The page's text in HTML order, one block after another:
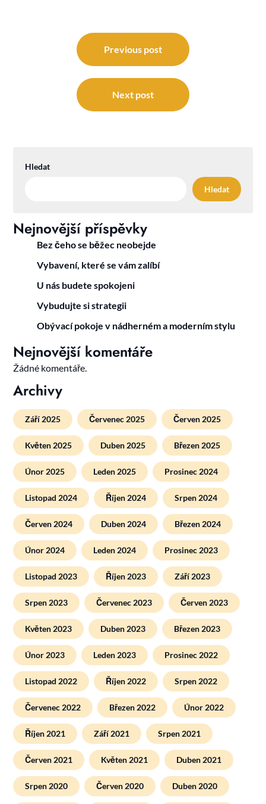
Previous post
Next post
Hledat
Hledat
Nejnovější příspěvky
Bez čeho se běžec neobejde
Vybavení, které se vám zalíbí
U nás budete spokojeni
Vybudujte si strategii
Obývací pokoje v nádherném a moderním stylu
Nejnovější komentáře
Žádné komentáře.
Archivy
Září 2025 Červenec 2025 Červen 2025
Květen 2025 Duben 2025 Březen 2025
Únor 2025 Leden 2025 Prosinec 2024
Listopad 2024 Říjen 2024 Srpen 2024
Červen 2024 Duben 2024 Březen 2024
Únor 2024 Leden 2024 Prosinec 2023
Listopad 2023 Říjen 2023 Září 2023
Srpen 2023 Červenec 2023 Červen 2023
Květen 2023 Duben 2023 Březen 2023
Únor 2023 Leden 2023 Prosinec 2022
Listopad 2022 Říjen 2022 Srpen 2022
Červenec 2022 Březen 2022 Únor 2022
Říjen 2021 Září 2021 Srpen 2021
Červen 2021 Květen 2021 Duben 2021
Srpen 2020 Červen 2020 Duben 2020